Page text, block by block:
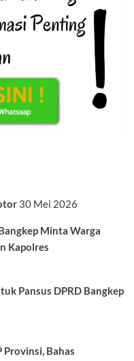
30 Mei 2026
Minta Warga
Kapolres
Pansus DPRD Bangkep
Provinsi, Bahas